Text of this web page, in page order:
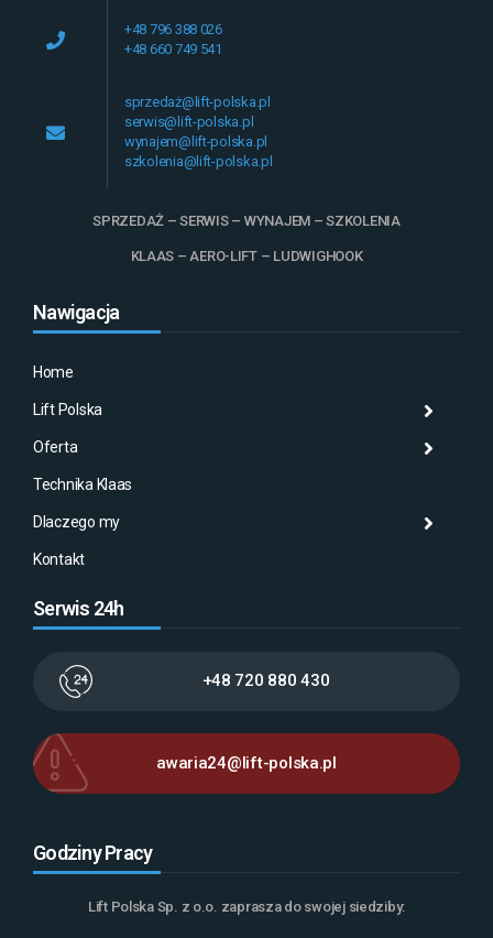
+48 796 388 026
+48 660 749 541
sprzedaż@lift-polska.pl
serwis@lift-polska.pl
wynajem@lift-polska.pl
szkolenia@lift-polska.pl
SPRZEDAŻ – SERWIS – WYNAJEM – SZKOLENIA
KLAAS – AERO-LIFT – LUDWIGHOOK
Nawigacja
Home
Lift Polska
Oferta
Technika Klaas
Dlaczego my
Kontakt
Serwis 24h
+48 720 880 430
awaria24@lift-polska.pl
Godziny Pracy
Lift Polska Sp. z o.o. zaprasza do swojej siedziby: